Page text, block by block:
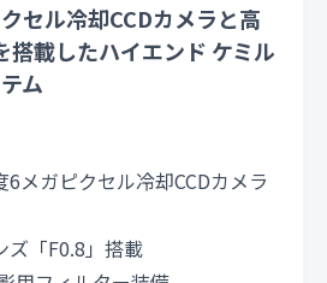
セル冷却CCDカメラと高
載したハイエンド ケミル
ム
6メガピクセル冷却CCDカメラ
ズ「F0.8」搭載